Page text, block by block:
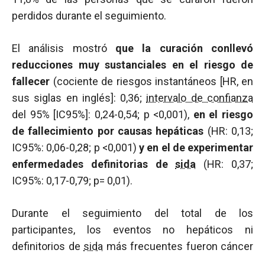
perdidos durante el seguimiento.
El análisis mostró que la curación conllevó
reducciones muy sustanciales en el riesgo de
fallecer (cociente de riesgos instantáneos [HR, en
sus siglas en inglés]: 0,36; intervalo de confianza
del 95% [IC95%]: 0,24-0,54; p <0,001), en el riesgo
de fallecimiento por causas hepáticas (HR: 0,13;
IC95%: 0,06-0,28; p <0,001) y en el de experimentar
enfermedades definitorias desida (HR: 0,37;
IC95%: 0,17-0,79; p= 0,01).
Durante el seguimiento del total de los
participantes, los eventos no hepáticos ni
definitorios de sida más frecuentes fueron cáncer